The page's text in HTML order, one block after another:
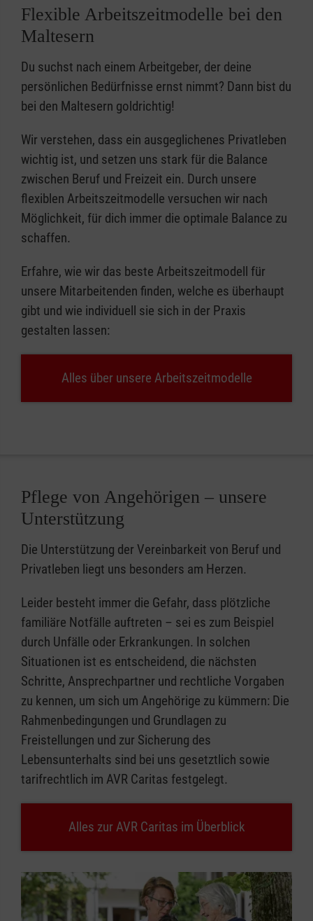
Flexible Arbeitszeitmodelle bei den
Maltesern
Du suchst nach einem Arbeitgeber, der deine
persönlichen Bedürfnisse ernst nimmt? Dann bist du
bei den Maltesern goldrichtig!
Wir verstehen, dass ein ausgeglichenes Privatleben
wichtig ist, und setzen uns stark für die Balance
zwischen Beruf und Freizeit ein. Durch unsere
flexiblen Arbeitszeitmodelle versuchen wir nach
Möglichkeit, für dich immer die optimale Balance zu
schaffen.
Erfahre, wie wir das beste Arbeitszeitmodell für
unsere Mitarbeitenden finden, welche es überhaupt
gibt und wie individuell sie sich in der Praxis
gestalten lassen:
Alles über unsere Arbeitszeitmodelle
Pflege von Angehörigen – unsere
Unterstützung
Die Unterstützung der Vereinbarkeit von Beruf und
Privatleben liegt uns besonders am Herzen.
Leider besteht immer die Gefahr, dass plötzliche
familiäre Notfälle auftreten – sei es zum Beispiel
durch Unfälle oder Erkrankungen. In solchen
Situationen ist es entscheidend, die nächsten
Schritte, Ansprechpartner und rechtliche Vorgaben
zu kennen, um sich um Angehörige zu kümmern: Die
Rahmenbedingungen und Grundlagen zu
Freistellungen und zur Sicherung des
Lebensunterhalts sind bei uns gesetztlich sowie
tarifrechtlich im AVR Caritas festgelegt.
Alles zur AVR Caritas im Überblick